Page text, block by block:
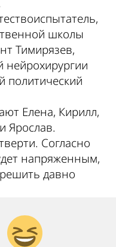
школы
Тимирязев,
нейрохирургии
политический
Елена, Кирилл,
Ярослав.
Согласно
напряженным,
давно
Дикий
смех!